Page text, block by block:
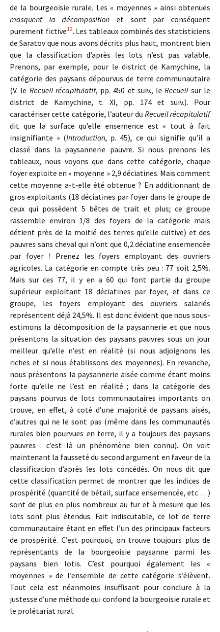
de la bourgeoisie rurale. Les « moyennes » ainsi obtenues
masquent la décomposition et sont par conséquent
purement fictive12. Les tableaux combinés des statisticiens
de Saratov que nous avons décrits plus haut, montrent bien
que la classification d’après les lots n’est pas valable.
Prenons, par exemple, pour le district de Kamychine, la
catégorie des paysans dépourvus de terre communautaire
(V. le Recueil récapitulatif, pp. 450 et suiv., leRecueil sur le
district de Kamychine, t. XI, pp. 174 et suiv.). Pour
caractériser cette catégorie, l’auteur du Recueil récapitulatif
dit que la surface qu’elle ensemence est « tout à fait
insignifiante » (Introduction, p. 45), ce qui signifie qu’il a
classé dans la paysannerie pauvre. Si nous prenons les
tableaux, nous voyons que dans cette catégorie, chaque
foyer exploite en « moyenne » 2,9 déciatines. Mais comment
cette moyenne a-t-elle été obtenue ? En additionnant de
gros exploitants (18 déciatines par foyer dans le groupe de
ceux qui possèdent 5 bêtes de trait et plus; ce groupe
rassemble environ 1/8 des foyers de la catégorie mais
détient près de la moitié des terres qu’elle cultive) et des
pauvres sans cheval qui n’ont que 0,2 déciatine ensemencée
par foyer ! Prenez les foyers employant des ouvriers
agricoles. La catégorie en compte très peu : 77 soit 2,5%.
Mais sur ces 77, il y en a 60 qui font partie du groupe
supérieur exploitant 18 déciatines par foyer, et dans ce
groupe, les foyers employant des ouvriers salariés
représentent déjà 24,5%. Il est donc évident que nous sous-
estimons la décomposition de la paysannerie et que nous
présentons la situation des paysans pauvres sous un jour
meilleur qu’elle n’est en réalité (si nous adjoignons les
riches et si nous établissons des moyennes). En revanche,
nous présentons la paysannerie aisée comme étant moins
forte qu’elle ne l’est en réalité ; dans la catégorie des
paysans pourvus de lots communautaires importants on
trouve, en effet, à coté d’une majorité de paysans aisés,
d’autres qui ne le sont pas (même dans les communautés
rurales bien pourvues en terre, il y a toujours des paysans
pauvres : c’est là un phénomène bien connu). On voit
maintenant la fausseté du second argument en faveur de la
classification d’après les lots concédés. On nous dit que
cette classification permet de montrer que les indices de
prospérité (quantité de bétail, surface ensemencée, etc …)
sont de plus en plus nombreux au fur et à mesure que les
lots sont plus étendus. Fait indiscutable, ce lot de terre
communautaire étant en effet l’un des principaux facteurs
de prospérité. C’est pourquoi, on trouve toujours plus de
représentants de la bourgeoisie paysanne parmi les
paysans bien lotis. C’est pourquoi également les «
moyennes » de l’ensemble de cette catégorie s’élèvent.
Tout cela est néanmoins insuffisant pour conclure à la
justesse d’une méthode qui confond la bourgeoisie rurale et
le prolétariat rural.